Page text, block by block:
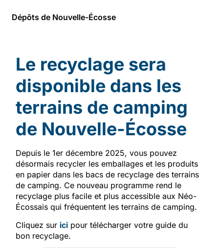
Dépôts de Nouvelle-Écosse
Le recyclage sera
disponible dans les
terrains de camping
de Nouvelle-Écosse
Depuis le 1er décembre 2025, vous pouvez
désormais recycler les emballages et les produits
en papier dans les bacs de recyclage des terrains
de camping. Ce nouveau programme rend le
recyclage plus facile et plus accessible aux Néo-
Écossais qui fréquentent les terrains de camping.
Cliquez sur ici pour télécharger votre guide du
bon recyclage.